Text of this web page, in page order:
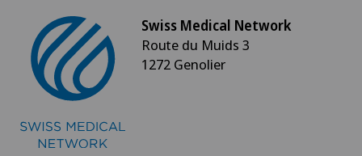
Chirurgia ortopedica
Chirurgia pediatrica
Chirurgia plastica, estetica e ricostruttiva
Swiss Medical Network
Route du Muids 3
1272 Genolier